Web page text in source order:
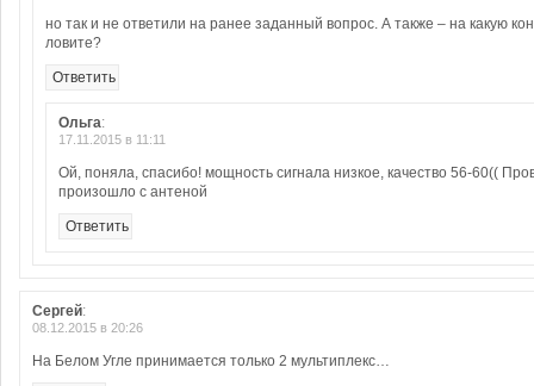
но так и не ответили на ранее заданный вопрос. А также – на какую
ловите?
Ответить
Ольга:
17.11.2015 в 11:11
Ой, поняла, спасибо! мощность сигнала низкое, качество 56-60((
произошло с антеной
Ответить
Сергей:
08.12.2015 в 20:26
На Белом Угле принимается только 2 мультиплекс…